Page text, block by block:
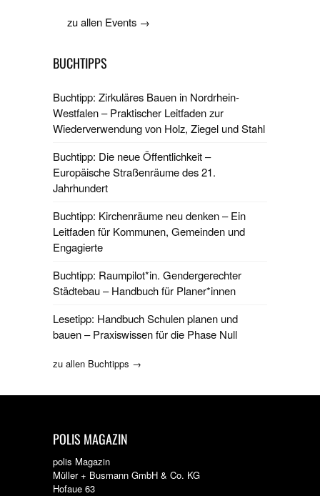
zu allen Events →
BUCHTIPPS
Buchtipp: Zirkuläres Bauen in Nordrhein-
Westfalen – Praktischer Leitfaden zur
Wiederverwendung von Holz, Ziegel und Stahl
Buchtipp: Die neue Öffentlichkeit –
Europäische Straßenräume des 21.
Jahrhundert
Buchtipp: Kirchenräume neu denken – Ein
Leitfaden für Kommunen, Gemeinden und
Engagierte
Buchtipp: Raumpilot*in. Gendergerechter
Städtebau – Handbuch für Planer*innen
Lesetipp: Handbuch Schulen planen und
bauen – Praxiswissen für die Phase Null
zu allen Buchtipps →
POLIS MAGAZIN
polis Magazin
Müller + Busmann GmbH & Co. KG
Hofaue 63